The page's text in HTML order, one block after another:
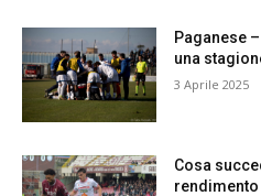
Paganese
una
3 Aprile 2025
Cosa